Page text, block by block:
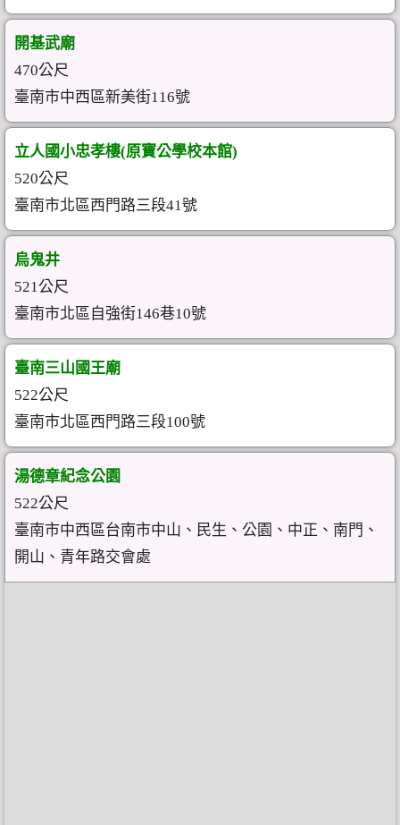
開基武廟
470公尺
臺南市中西區新美街116號
立人國小忠孝樓(原寶公學校本館)
520公尺
臺南市北區西門路三段41號
烏鬼井
521公尺
臺南市北區自強街146巷10號
臺南三山國王廟
522公尺
臺南市北區西門路三段100號
湯德章紀念公園
522公尺
臺南市中西區台南市中山、民生、公園、中正、南門、
開山、青年路交會處